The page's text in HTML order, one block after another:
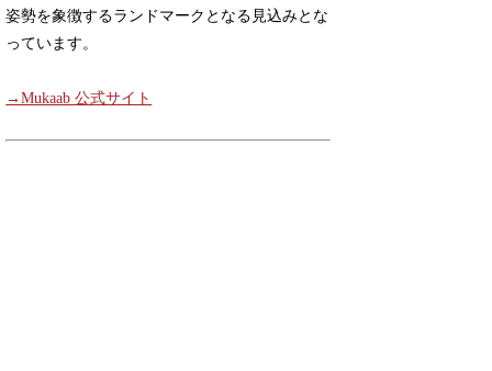
姿勢を象徴するランドマークとなる見込みとな
っています。
→Mukaab 公式サイト